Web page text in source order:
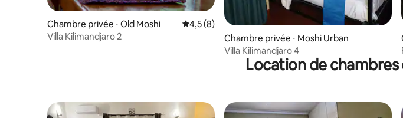
Chambre privée ⋅ Old Moshi Évaluation moyenne sur la base de 8 commentaires :
4,5 (8)
Villa Kilimandjaro 2
Chambre privée ⋅ Moshi Urban
Villa Kilimandjaro 4
Location de